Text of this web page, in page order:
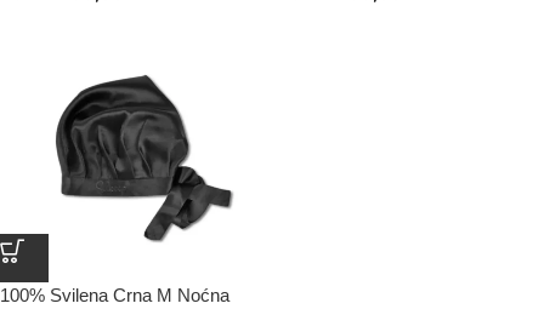
100% Svilena Crna M Noćna